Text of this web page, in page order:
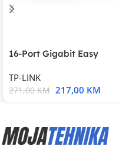
16-Port Gigabit Easy
TP-LINK
271,00KM 217,00 KM